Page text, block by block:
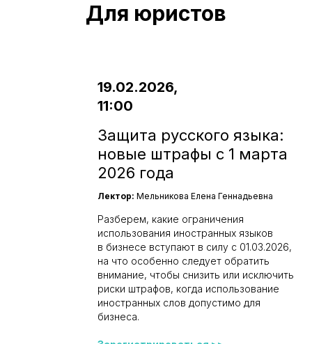
Для юристов
19.02.2026,
11:00
Защита русского языка:
новые штрафы с 1 марта
2026 года
Лектор: Мельникова Елена Геннадьевна
Разберем, какие ограничения
использования иностранных языков
в бизнесе вступают в силу с 01.03.2026,
на что особенно следует обратить
внимание, чтобы снизить или исключить
риски штрафов, когда использование
иностранных слов допустимо для
бизнеса.